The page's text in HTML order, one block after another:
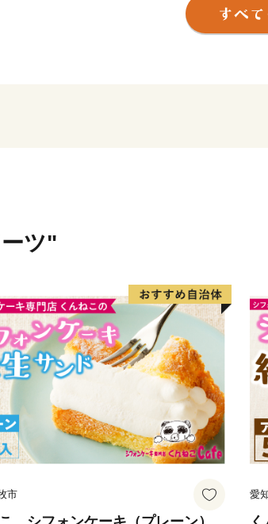
富士箱根伊豆国立公園の
ている富士山を近くに見る
ツ"
市 愛